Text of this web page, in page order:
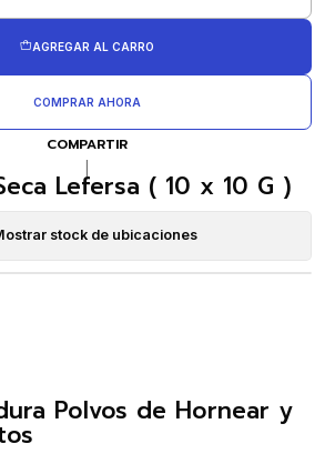
AGREGAR AL CARRO
COMPRAR AHORA
COMPARTIR
Lefersa ( 10 x 10 G )
stock de ubicaciones
Polvos de Hornear y